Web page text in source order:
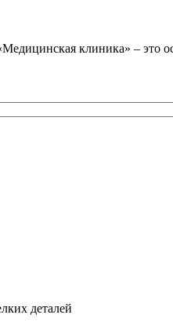
клиника» – это
деталей